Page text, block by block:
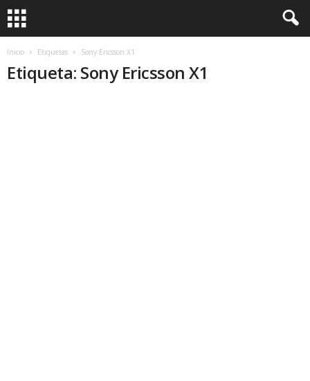
Inicio Etiquetas Sony Ericsson X1
Etiqueta: Sony Ericsson X1